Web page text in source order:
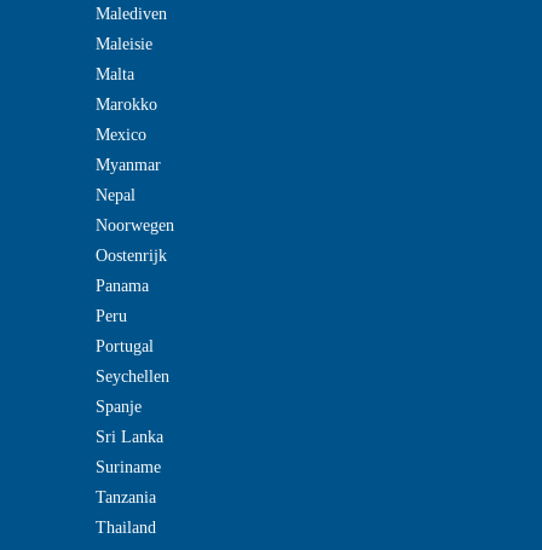
Malediven
Maleisie
Malta
Marokko
Mexico
Myanmar
Nepal
Noorwegen
Oostenrijk
Panama
Peru
Portugal
Seychellen
Spanje
Sri Lanka
Suriname
Tanzania
Thailand